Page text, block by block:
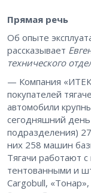
Прямая речь
Об опыте
рассказывает
технического
— Компания
покупателей
автомобили
сегодняшний день
подразделения)
них 258 машин
Тягачи работают
тентованными и
Cargobull,